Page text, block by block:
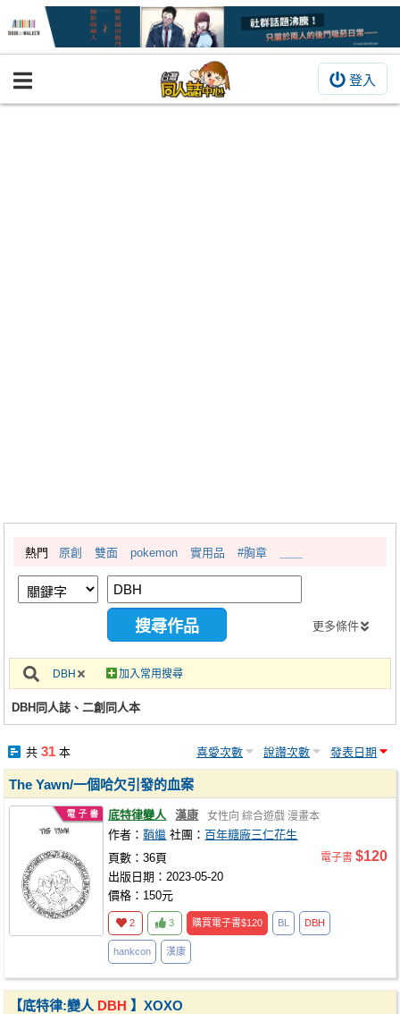
登入
BOOKY書集倉庫
繪圖藝廊
交流中心
攤位轉讓區
會員中心
註冊會員
熱門 原創 雙面 pokemon 實用品 #胸章
更多條件
DBH 加入常用搜尋
DBH同人誌、二創同人本
共 31本 喜愛次數 說讚次數 發表日期
The Yawn/一個哈欠引發的血案
底特律變人 漢康 女性向 綜合遊戲 漫畫本
作者：鞘繼 社團：百年糖廠三仁花生
頁數：36頁
出版日期：2023-05-20
價格：150元
電子書 $120
2 3 購買電子書$120 BL DBH
hankcon 漢康
【底特律:變人 DBH 】XOXO